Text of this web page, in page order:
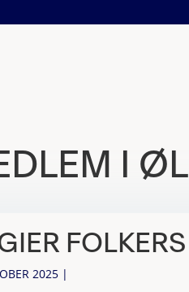
I ØL
FOLKERS
2025 |